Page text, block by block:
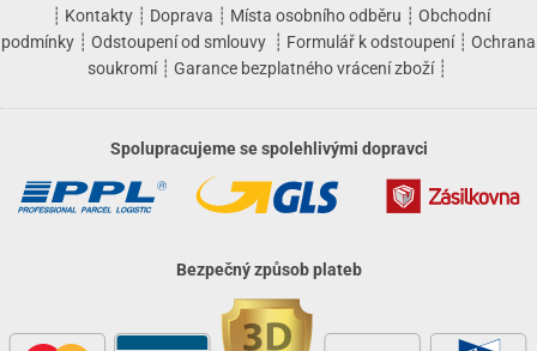
┊ Kontakty┊ Doprava ┊ Místa osobního odběru ┊ Obchodní
podmínky ┊ Odstoupení od smlouvy ┊ Formulář k odstoupení┊ Ochrana
soukromí┊ Garance bezplatného vrácení zboží┊
Spolupracujeme se spolehlivými dopravci
Bezpečný způsob plateb